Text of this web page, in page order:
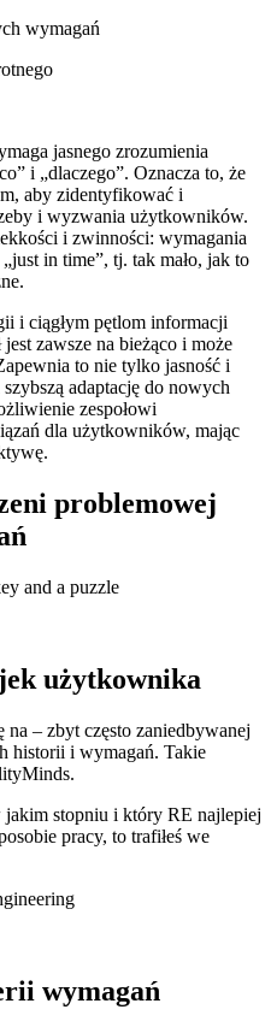
wymagań
jasnego zrozumienia
i „dlaczego”. Oznacza to, że
aby zidentyfikować i
i wyzwania użytkowników.
i zwinności: wymagania
in time”, tj. tak mało, jak to
i ciągłym pętlom informacji
zawsze na bieżąco i może
to nie tylko jasność i
adaptację do nowych
zespołowi
dla użytkowników, mając
problemowej
użytkownika
na – zbyt często zaniedbywanej
historii i wymagań. Takie
jakim stopniu i który RE najlepiej
pracy, to trafiłeś we
wymagań